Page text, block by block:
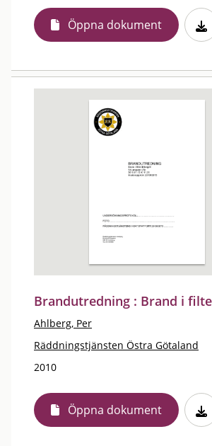
Öppna dokument
Brandutredning : Brand i
Ahlberg, Per
Räddningstjänsten Östra Götaland
2010
Öppna dokument